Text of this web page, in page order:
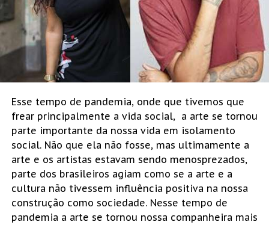
Esse tempo de pandemia, onde que tivemos que
frear principalmente a vida social, a arte se tornou
parte importante da nossa vida em isolamento
social. Não que ela não fosse, mas ultimamente a
arte e os artistas estavam sendo menosprezados,
parte dos brasileiros agiam como se a arte e a
cultura não tivessem influência positiva na nossa
construção como sociedade. Nesse tempo de
pandemia a arte se tornou nossa companheira mais